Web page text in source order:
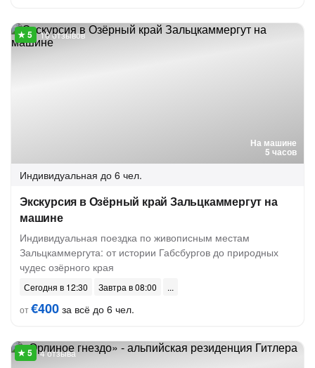
На машине
5 часов
10 отзывов
Индивидуальная до 6 чел.
Экскурсия в Озёрный край Зальцкаммергут на
машине
Индивидуальная поездка по живописным местам
Зальцкаммергута: от истории Габсбургов до природных
чудес озёрного края
Сегодня в 12:30
Завтра в 08:00
от€400 за всё до 6 чел.
4 отзыва